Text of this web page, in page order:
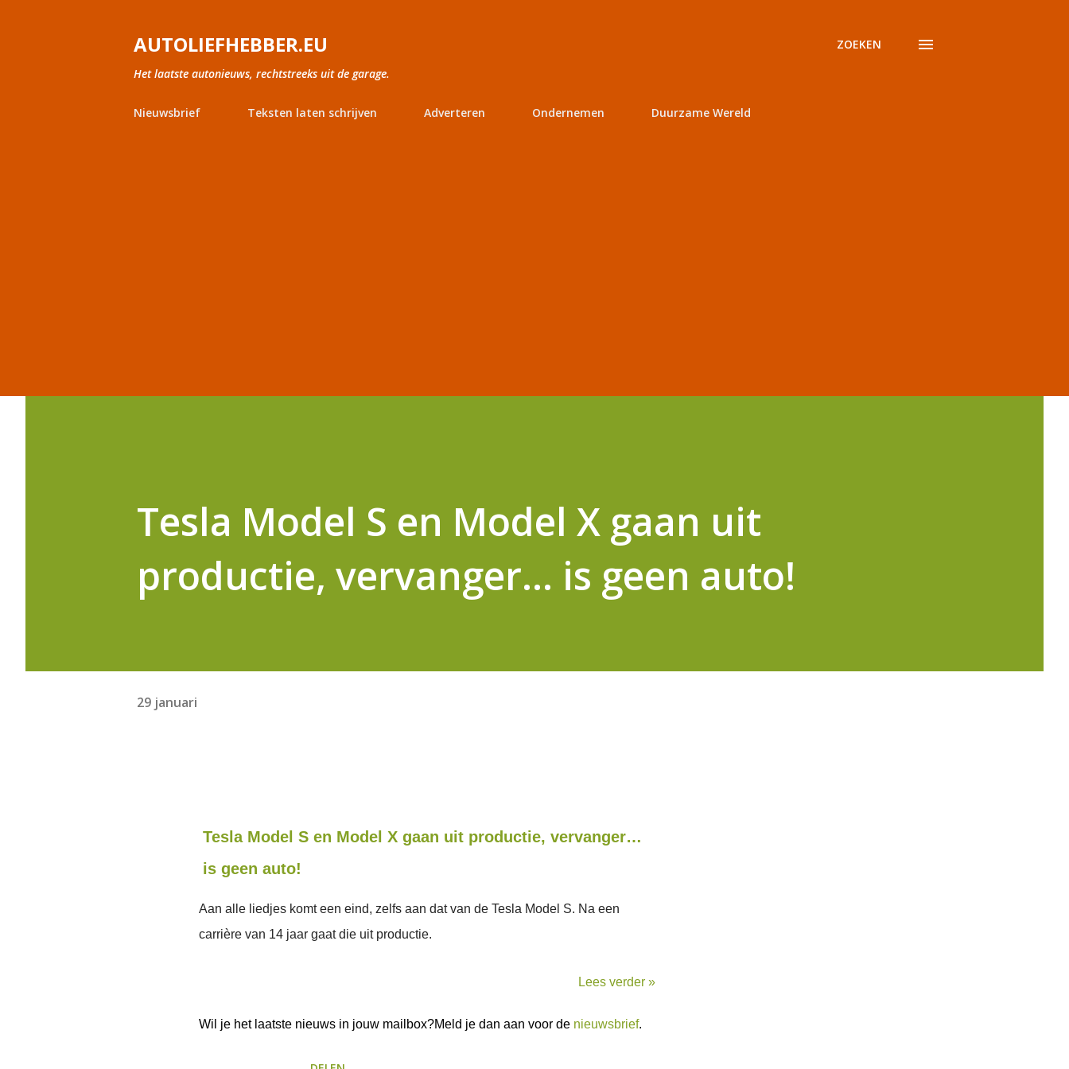
AUTOLIEFHEBBER.EU
Het laatste autonieuws, rechtstreeks uit de garage.
ZOEKEN
Nieuwsbrief Teksten laten schrijven Adverteren Ondernemen Duurzame Wereld
Tesla Model S en Model X gaan uit
productie, vervanger… is geen auto!
29 januari
Tesla Model S en Model X gaan uit productie, vervanger…
is geen auto!
Aan alle liedjes komt een eind, zelfs aan dat van de Tesla Model S. Na een
carrière van 14 jaar gaat die uit productie.
Lees verder »
Wil je het laatste nieuws in jouw mailbox?Meld je dan aan voor de nieuwsbrief.